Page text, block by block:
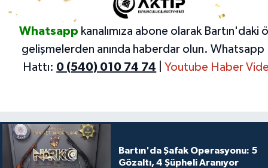
Whatsapp kanalımıza abone olarak Bartın'daki
gelişmelerden anında haberdar olun. Whatsapp
Hattı: 0 (540) 010 74 74 Youtube Haber
Bartın'da Şafak Operasyonu: 5
Gözaltı, 4 Şüpheli Aranıyor